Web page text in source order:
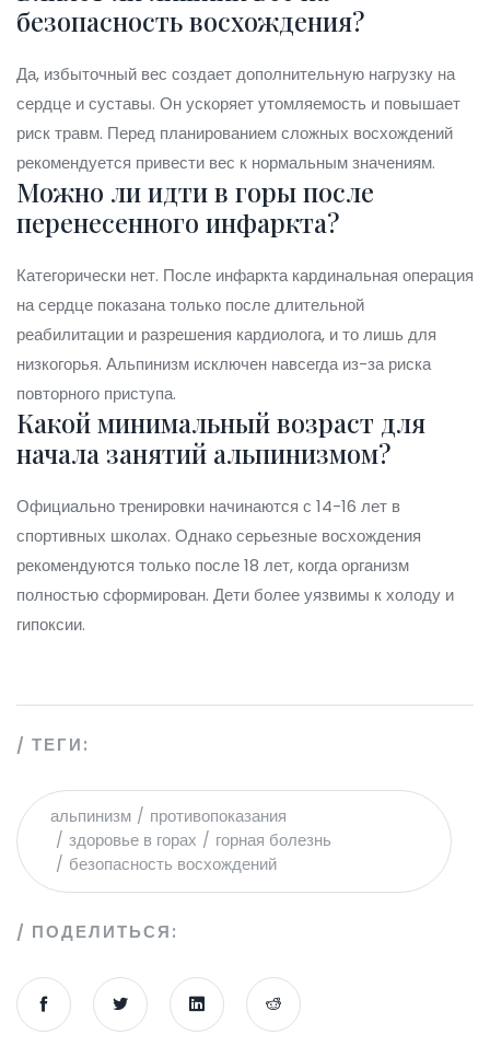
безопасность восхождения?
Да, избыточный вес создает дополнительную нагрузку на
сердце и суставы. Он ускоряет утомляемость и повышает
риск травм. Перед планированием сложных восхождений
рекомендуется привести вес к нормальным значениям.
Можно ли идти в горы после
перенесенного инфаркта?
Категорически нет. После инфаркта кардинальная операция
на сердце показана только после длительной
реабилитации и разрешения кардиолога, и то лишь для
низкогорья. Альпинизм исключен навсегда из-за риска
повторного приступа.
Какой минимальный возраст для
начала занятий альпинизмом?
Официально тренировки начинаются с 14-16 лет в
спортивных школах. Однако серьезные восхождения
рекомендуются только после 18 лет, когда организм
полностью сформирован. Дети более уязвимы к холоду и
гипоксии.
ТЕГИ:
альпинизм
противопоказания
здоровье в горах
горная болезнь
безопасность восхождений
ПОДЕЛИТЬСЯ: